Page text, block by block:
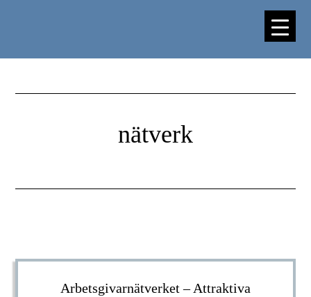
nätverk
Arbetsgivarnätverket – Attraktiva